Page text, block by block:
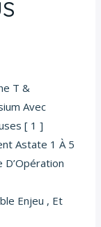
T &
Avec
[ 1 ]
Astate 1 À 5
D’Opération
Enjeu , Et